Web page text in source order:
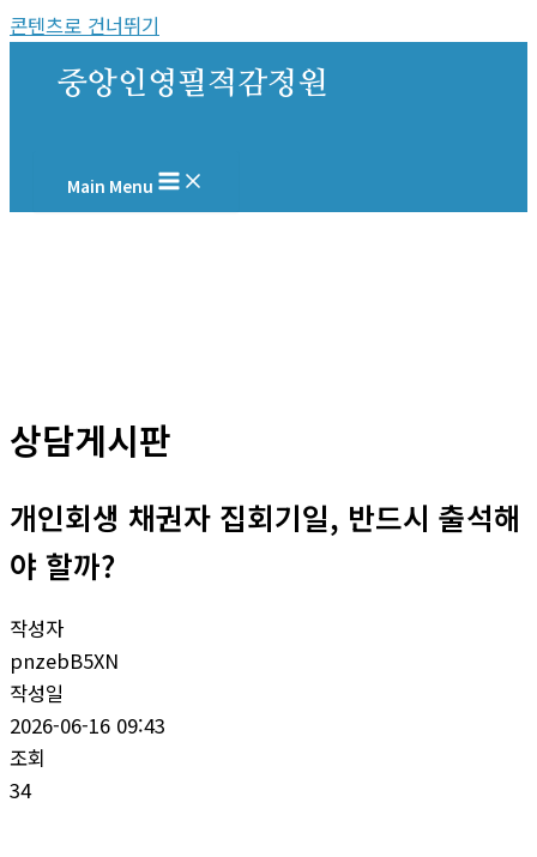
콘텐츠로 건너뛰기
중앙인영필적감정원
Main Menu
상담게시판
개인회생 채권자 집회기일, 반드시 출석해
야 할까?
작성자
pnzebB5XN
작성일
2026-06-16 09:43
조회
34